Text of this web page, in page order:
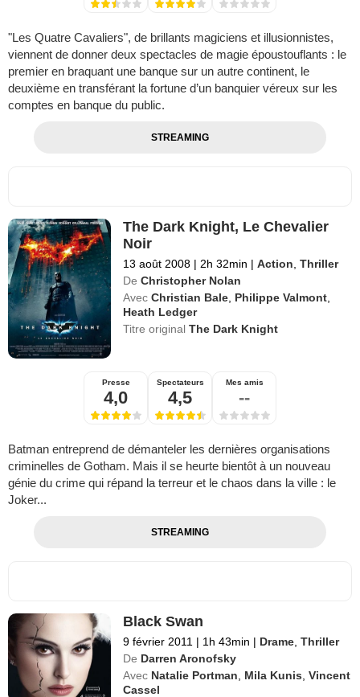
"Les Quatre Cavaliers", de brillants magiciens et illusionnistes,
viennent de donner deux spectacles de magie époustouflants : le
premier en braquant une banque sur un autre continent, le
deuxième en transférant la fortune d’un banquier véreux sur les
comptes en banque du public.
STREAMING
The Dark Knight, Le Chevalier
Noir
13 août 2008 | 2h 32min | Action ,Thriller
De Christopher Nolan
Avec Christian Bale Philippe Valmont
Heath Ledger
Titre originalThe Dark Knight
Presse
4,0
Spectateurs
4,5
Mes amis
--
Batman entreprend de démanteler les dernières organisations
criminelles de Gotham. Mais il se heurte bientôt à un nouveau
génie du crime qui répand la terreur et le chaos dans la ville : le
Joker...
STREAMING
Black Swan
9 février 2011 | 1h 43min | Drame ,Thriller
De Darren Aronofsky
Avec Natalie Portman Mila Kunis ,Vincent
Cassel